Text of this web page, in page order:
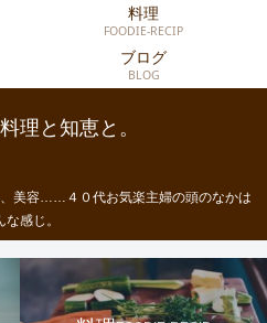
理と知恵と。
美容……４０代お気楽主婦の頭のなかは
な感じ。
料理
FOODIE-RECIP
ブログ
BLOG